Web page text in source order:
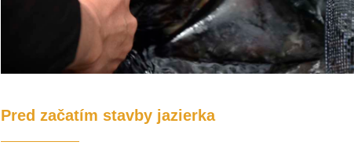
Pred začatím stavby jazierka